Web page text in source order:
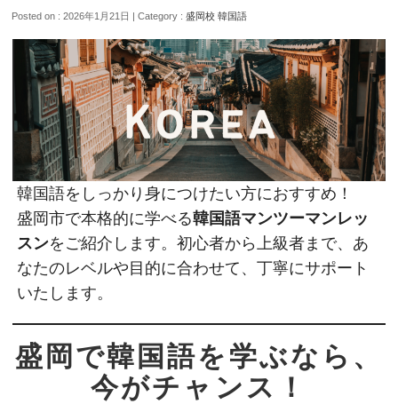
Posted on : 2026年1月21日 | Category :盛岡校 韓国語
韓国語をしっかり身につけたい方におすすめ！
盛岡市で本格的に学べる韓国語マンツーマンレッ
スンをご紹介します。初心者から上級者まで、あ
なたのレベルや目的に合わせて、丁寧にサポート
いたします。
盛岡で韓国語を学ぶなら、
今がチャンス！